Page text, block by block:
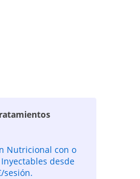
Nutricional con o
desde
sesión.